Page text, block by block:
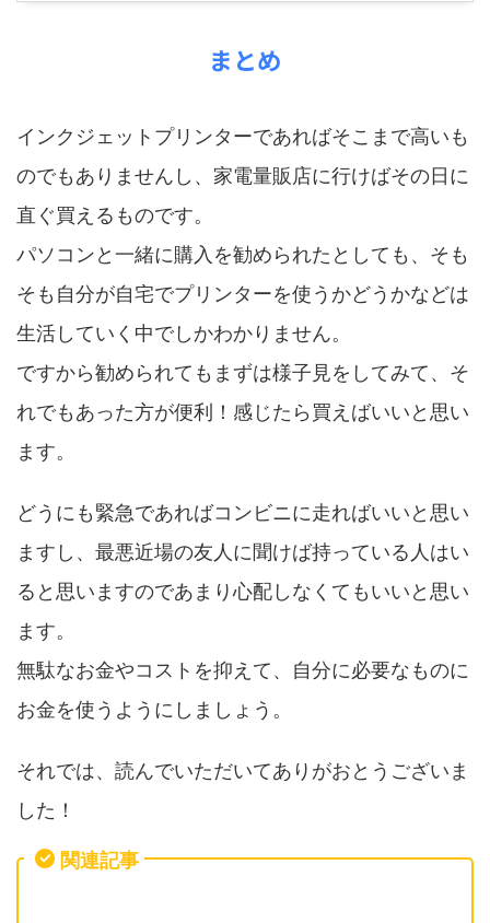
まとめ
インクジェットプリンターであればそこまで高いも
のでもありませんし、家電量販店に行けばその日に
直ぐ買えるものです。
パソコンと一緒に購入を勧められたとしても、そも
そも自分が自宅でプリンターを使うかどうかなどは
生活していく中でしかわかりません。
ですから勧められてもまずは様子見をしてみて、そ
れでもあった方が便利！感じたら買えばいいと思い
ます。
どうにも緊急であればコンビニに走ればいいと思い
ますし、最悪近場の友人に聞けば持っている人はい
ると思いますのであまり心配しなくてもいいと思い
ます。
無駄なお金やコストを抑えて、自分に必要なものに
お金を使うようにしましょう。
それでは、読んでいただいてありがおとうございま
した！
関連記事